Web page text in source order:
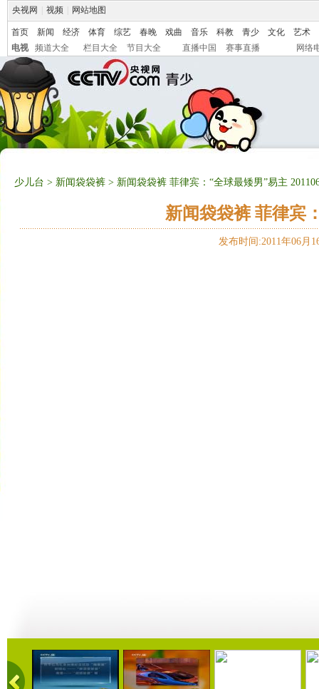
央视网 视频 网站地图
首页 新闻 经济 体育 综艺 春晚 戏曲 音乐 科教 青少 文化
艺术
电视
频道大全 栏目大全 节目大全 直播中国 赛事直播 网络
少儿台 > 新闻袋袋裤 > 新闻袋袋裤 菲律宾：“全球最矮男”易主
新闻袋袋裤 菲律宾
发布时间:2011年06月
01:24 01:26 01:21